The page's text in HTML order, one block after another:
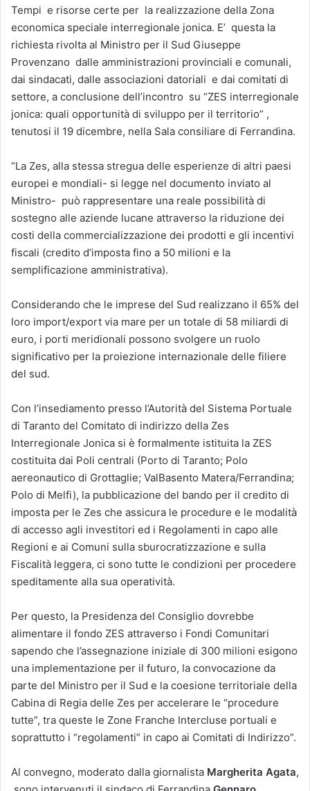
Tempi e risorse certe per la realizzazione della Zona
economica speciale interregionale jonica. E’ questa la
richiesta rivolta al Ministro per il Sud Giuseppe
Provenzano dalle amministrazioni provinciali e comunali,
dai sindacati, dalle associazioni datoriali e dai comitati di
settore, a conclusione dell’incontro su “ZES interregionale
jonica: quali opportunità di sviluppo per il territorio” ,
tenutosi il 19 dicembre, nella Sala consiliare di Ferrandina.
“La Zes, alla stessa stregua delle esperienze di altri paesi
europei e mondiali- si legge nel documento inviato al
Ministro- può rappresentare una reale possibilità di
sostegno alle aziende lucane attraverso la riduzione dei
costi della commercializzazione dei prodotti e gli incentivi
fiscali (credito d’imposta fino a 50 milioni e la
semplificazione amministrativa).
Considerando che le imprese del Sud realizzano il 65% del
loro import/export via mare per un totale di 58 miliardi di
euro, i porti meridionali possono svolgere un ruolo
significativo per la proiezione internazionale delle filiere
del sud.
Con l’insediamento presso l’Autorità del Sistema Portuale
di Taranto del Comitato di indirizzo della Zes
Interregionale Jonica si è formalmente istituita la ZES
costituita dai Poli centrali (Porto di Taranto; Polo
aereonautico di Grottaglie; ValBasento Matera/Ferrandina;
Polo di Melfi), la pubblicazione del bando per il credito di
imposta per le Zes che assicura le procedure e le modalità
di accesso agli investitori ed i Regolamenti in capo alle
Regioni e ai Comuni sulla sburocratizzazione e sulla
Fiscalità leggera, ci sono tutte le condizioni per procedere
speditamente alla sua operatività.
Per questo, la Presidenza del Consiglio dovrebbe
alimentare il fondo ZES attraverso i Fondi Comunitari
sapendo che l’assegnazione iniziale di 300 milioni esigono
una implementazione per il futuro, la convocazione da
parte del Ministro per il Sud e la coesione territoriale della
Cabina di Regia delle Zes per accelerare le “procedure
tutte”, tra queste le Zone Franche Intercluse portuali e
soprattutto i “regolamenti” in capo ai Comitati di Indirizzo”.
Al convegno, moderato dalla giornalista Margherita Agata,